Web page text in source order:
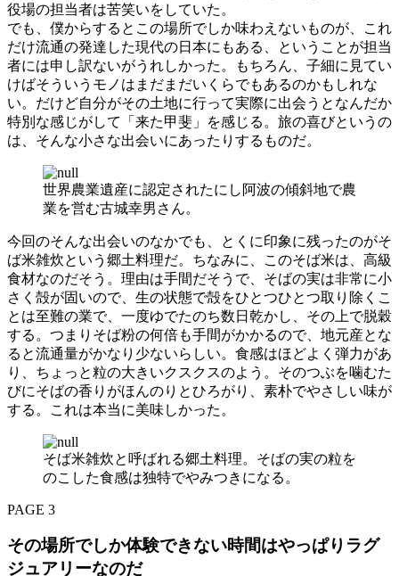
役場の担当者は苦笑いをしていた。
でも、僕からするとこの場所でしか味わえないものが、これ
だけ流通の発達した現代の日本にもある、ということが担当
者には申し訳ないがうれしかった。もちろん、子細に見てい
けばそういうモノはまだまだいくらでもあるのかもしれな
い。だけど自分がその土地に行って実際に出会うとなんだか
特別な感じがして「来た甲斐」を感じる。旅の喜びというの
は、そんな小さな出会いにあったりするものだ。
世界農業遺産に認定されたにし阿波の傾斜地で農
業を営む古城幸男さん。
今回のそんな出会いのなかでも、とくに印象に残ったのがそ
ば米雑炊という郷土料理だ。ちなみに、このそば米は、高級
食材なのだそう。理由は手間だそうで、そばの実は非常に小
さく殻が固いので、生の状態で殻をひとつひとつ取り除くこ
とは至難の業で、一度ゆでたのち数日乾かし、その上で脱穀
する。つまりそば粉の何倍も手間がかかるので、地元産とな
ると流通量がかなり少ないらしい。食感はほどよく弾力があ
り、ちょっと粒の大きいクスクスのよう。そのつぶを噛むた
びにそばの香りがほんのりとひろがり、素朴でやさしい味が
する。これは本当に美味しかった。
そば米雑炊と呼ばれる郷土料理。そばの実の粒を
のこした食感は独特でやみつきになる。
PAGE 3
その場所でしか体験できない時間はやっぱりラグ
ジュアリーなのだ